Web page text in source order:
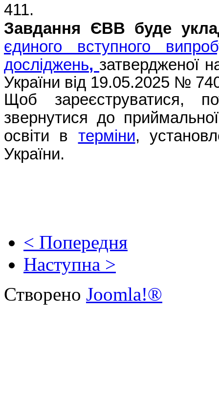
411.
Завдання ЄВВ буде
єдиного вступного
досліджень, затвердженої
України від 19.05.2025 №
Щоб зареєструватися,
звернутися до
освіти в терміни,
України.
< Попередня
Наступна >
Створено Joomla!®